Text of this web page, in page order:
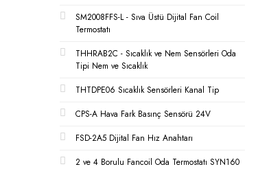
SM2008FFS-L - Sıva Üstü Dijital Fan Coil
Termostatı
THHRAB2C - Sıcaklık ve Nem Sensörleri Oda
Tipi Nem ve Sıcaklık
THTDPE06 Sıcaklık Sensörleri Kanal Tip
CPS-A Hava Fark Basınç Sensörü 24V
FSD-2A5 Dijital Fan Hız Anahtarı
2 ve 4 Borulu Fancoil Oda Termostatı SYN160